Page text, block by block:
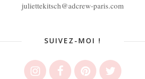
juliettekitsch@adcrew-paris.com
SUIVEZ-MOI !